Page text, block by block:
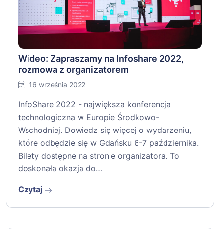
Wideo: Zapraszamy na Infoshare 2022,
rozmowa z organizatorem
16 września 2022
InfoShare 2022 - największa konferencja
technologiczna w Europie Środkowo-
Wschodniej. Dowiedz się więcej o wydarzeniu,
które odbędzie się w Gdańsku 6-7 października.
Bilety dostępne na stronie organizatora. To
doskonała okazja do…
Czytaj